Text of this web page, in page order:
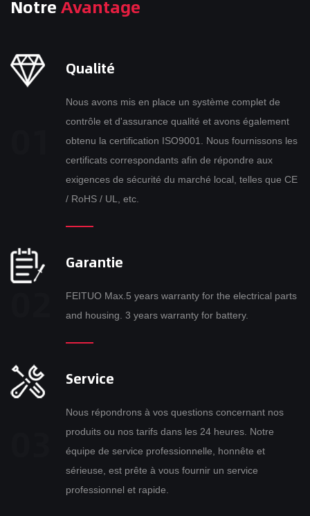
NotreAvantage
Qualité
Nous avons mis en place un système complet de
contrôle et d'assurance qualité et avons également
obtenu la certification ISO9001. Nous fournissons les
certificats correspondants afin de répondre aux
exigences de sécurité du marché local, telles que CE
/ RoHS / UL, etc.
Garantie
FEITUO Max.5 years warranty for the electrical parts
and housing. 3 years warranty for battery.
Service
Nous répondrons à vos questions concernant nos
produits ou nos tarifs dans les 24 heures. Notre
équipe de service professionnelle, honnête et
sérieuse, est prête à vous fournir un service
professionnel et rapide.